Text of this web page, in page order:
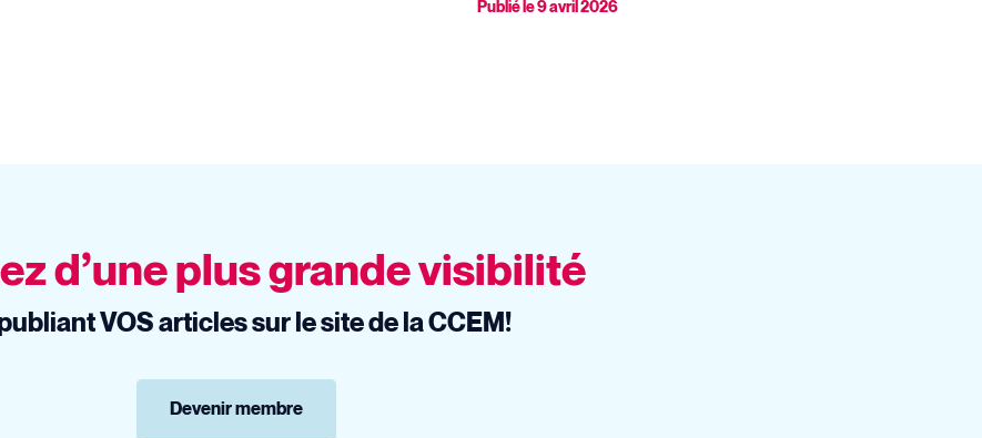
Publié le9 avril 2026
d’une plus grande visibilité
VOS articles sur le site de la CCEM!
Devenir membre